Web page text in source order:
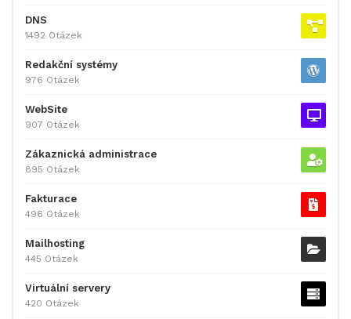
DNS
1492 Otázek
Redakční systémy
976 Otázek
WebSite
907 Otázek
Zákaznická administrace
895 Otázek
Fakturace
496 Otázek
Mailhosting
445 Otázek
Virtuální servery
420 Otázek